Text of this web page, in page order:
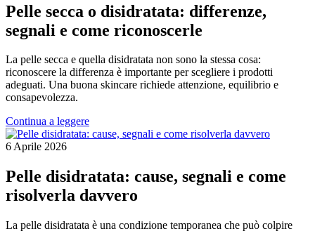
Pelle secca o disidratata: differenze,
segnali e come riconoscerle
La pelle secca e quella disidratata non sono la stessa cosa:
riconoscere la differenza è importante per scegliere i prodotti
adeguati. Una buona skincare richiede attenzione, equilibrio e
consapevolezza.
Continua a leggere
6 Aprile 2026
Pelle disidratata: cause, segnali e come
risolverla davvero
La pelle disidratata è una condizione temporanea che può colpire